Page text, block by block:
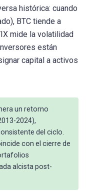
histórica: cuando
BTC tiende a
mide la volatilidad
están
capital a activos
un retorno
2024),
del ciclo.
con el cierre de
alcista post-